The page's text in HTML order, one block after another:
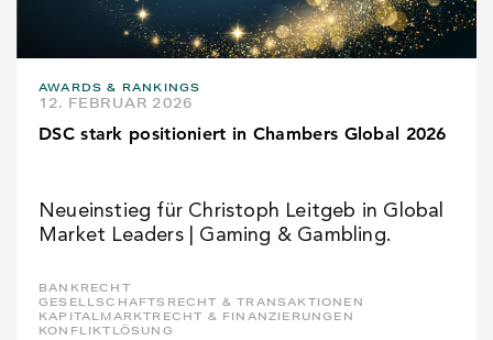
AWARDS & RANKINGS
12. FEBRUAR 2026
DSC stark positioniert in Chambers Global 2026
Neueinstieg für Christoph Leitgeb in Global
Market Leaders | Gaming & Gambling.
BANKRECHT
GESELLSCHAFTSRECHT & TRANSAKTIONEN
KAPITALMARKTRECHT & FINANZIERUNGEN
KONFLIKTLÖSUNG